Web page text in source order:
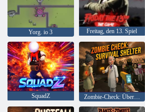
Yorg. io 3 Freitag, den 13. Spiel
SquadZ Zombie-Check: Überlebensunterschlupf